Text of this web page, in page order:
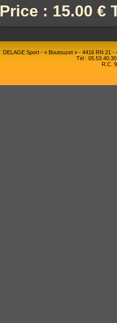
Price : 15.00 €
DELAGE Sport - « Boutouzet » - 4416 RN 21
Tél :
R.C.